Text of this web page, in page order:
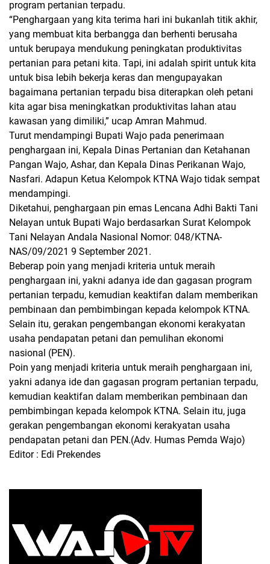
program pertanian terpadu.
“Penghargaan yang kita terima hari ini bukanlah titik akhir,
yang membuat kita berbangga dan berhenti berusaha
untuk berupaya mendukung peningkatan produktivitas
pertanian para petani kita. Tapi, ini adalah spirit untuk kita
untuk bisa lebih bekerja keras dan mengupayakan
bagaimana pertanian terpadu bisa diterapkan oleh petani
kita agar bisa meningkatkan produktivitas lahan atau
kawasan yang dimiliki,” ucap Amran Mahmud.
Turut mendampingi Bupati Wajo pada penerimaan
penghargaan ini, Kepala Dinas Pertanian dan Ketahanan
Pangan Wajo, Ashar, dan Kepala Dinas Perikanan Wajo,
Nasfari. Adapun Ketua Kelompok KTNA Wajo tidak sempat
mendampingi.
Diketahui, penghargaan pin emas Lencana Adhi Bakti Tani
Nelayan untuk Bupati Wajo berdasarkan Surat Kelompok
Tani Nelayan Andala Nasional Nomor: 048/KTNA-
NAS/09/2021 9 September 2021.
Beberap poin yang menjadi kriteria untuk meraih
penghargaan ini, yakni adanya ide dan gagasan program
pertanian terpadu, kemudian keaktifan dalam memberikan
pembinaan dan pembimbingan kepada kelompok KTNA.
Selain itu, gerakan pengembangan ekonomi kerakyatan
usaha pendapatan petani dan pemulihan ekonomi
nasional (PEN).
Poin yang menjadi kriteria untuk meraih penghargaan ini,
yakni adanya ide dan gagasan program pertanian terpadu,
kemudian keaktifan dalam memberikan pembinaan dan
pembimbingan kepada kelompok KTNA. Selain itu, juga
gerakan pengembangan ekonomi kerakyatan usaha
pendapatan petani dan PEN.(Adv. Humas Pemda Wajo)
Editor : Edi Prekendes